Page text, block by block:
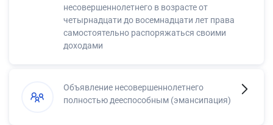
несовершеннолетнего в возрасте от
четырнадцати до восемнадцати лет права
самостоятельно распоряжаться своими
доходами
Объявление несовершеннолетнего
полностью дееспособным (эмансипация)